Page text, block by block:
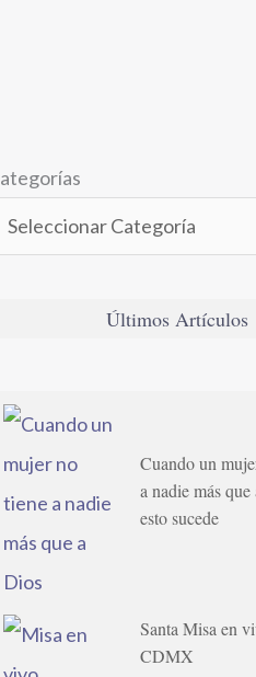
Últimos Artículos
Cuando un
a nadie más
esto sucede
Santa Misa en
CDMX